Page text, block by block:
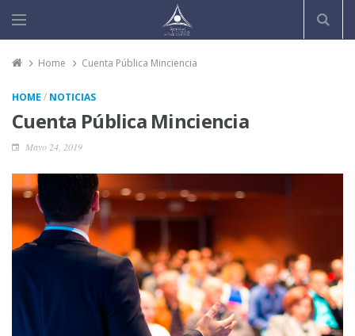
Home Cuenta Pública Minciencia
HOME / NOTICIAS
Cuenta Pública Minciencia
Mayo 24, 2019